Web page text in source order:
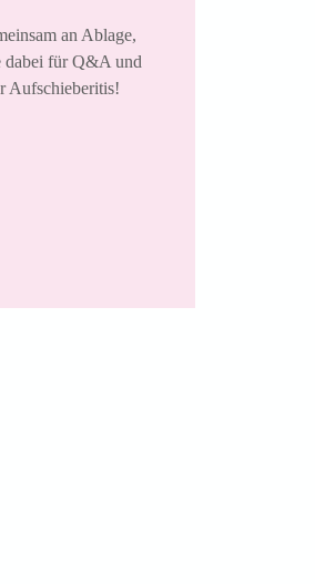
an Ablage,
dabei für Q&A und
Aufschieberitis!